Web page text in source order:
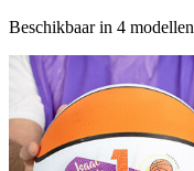
Beschikbaar in 4 modellen